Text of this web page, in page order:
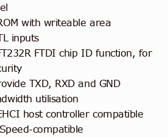
with writeable area
inputs
FTDI chip ID function, for
TXD, RXD and GND
utilisation
host controller compatible
compatible